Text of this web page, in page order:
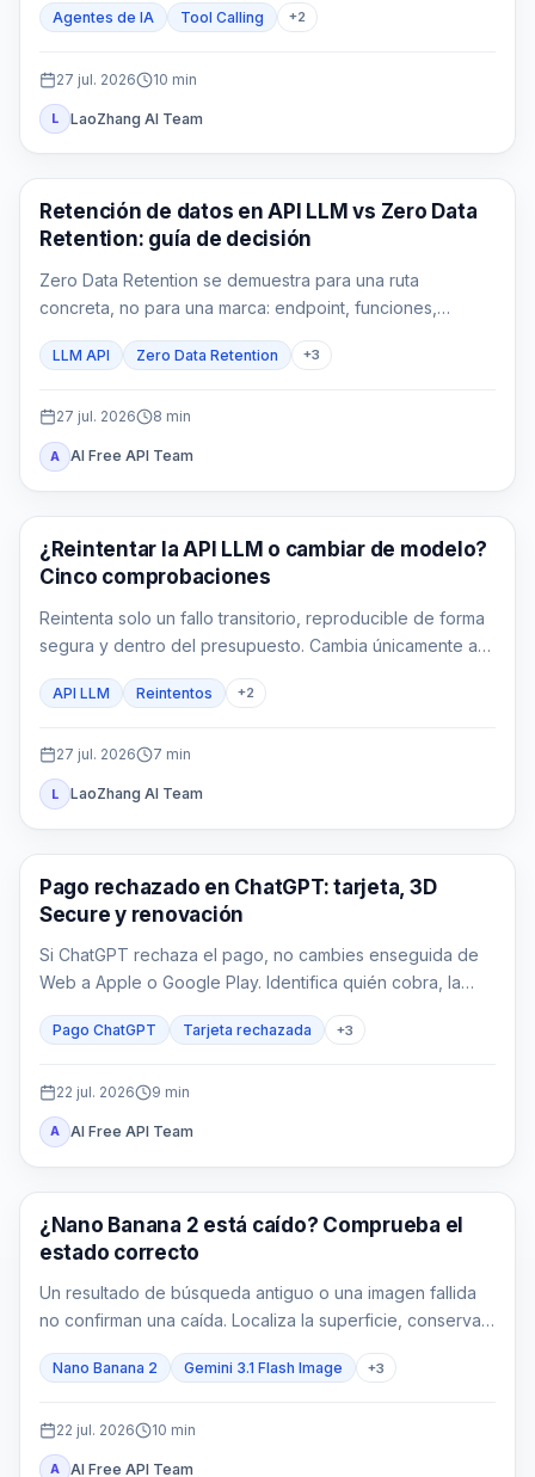
Agentes de IA Tool Calling +2
27 jul. 2026 10 min
L LaoZhang AI Team
Guías API
Retención de datos en API LLM vs Zero Data
Retention: guía de decisión
Zero Data Retention se demuestra para una ruta
concreta, no para una marca: endpoint, funciones,
reglas distintas.
LLM API Zero Data Retention +3
27 jul. 2026 8 min
A AI Free API Team
Guía de API
¿Reintentar la API LLM o cambiar de modelo?
Cinco comprobaciones
Reintenta solo un fallo transitorio, reproducible de forma
segura y dentro del presupuesto. Cambia únicamente a
API LLM Reintentos +2
27 jul. 2026 7 min
L LaoZhang AI Team
Guías de ChatGPT
Pago rechazado en ChatGPT: tarjeta, 3D
Secure y renovación
Si ChatGPT rechaza el pago, no cambies enseguida de
Web a Apple o Google Play. Identifica quién cobra, la
existe un cargo y qué acción limitada corresponde.
Pago ChatGPT Tarjeta rechazada +3
22 jul. 2026 9 min
A AI Free API Team
Imagen Gemini
¿Nano Banana 2 está caído? Comprueba el
estado correcto
Un resultado de búsqueda antiguo o una imagen fallida
no confirman una caída. Localiza la superficie, conserva
Nano Banana 2 Gemini 3.1 Flash Image +3
22 jul. 2026 10 min
A AI Free API Team